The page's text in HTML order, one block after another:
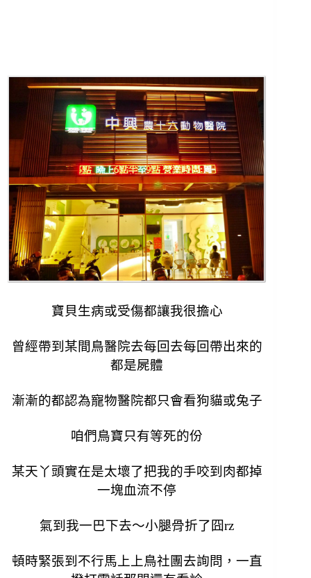
寶貝生病或受傷都讓我很擔心
曾經帶到某間鳥醫院去每回去每回帶出來的
都是屍體
漸漸的都認為寵物醫院都只會看狗貓或兔子
咱們鳥寶只有等死的份
某天丫頭實在是太壞了把我的手咬到肉都掉
一塊血流不停
氣到我一巴下去～小腿骨折了囧rz
頓時緊張到不行馬上上鳥社團去詢問，一直